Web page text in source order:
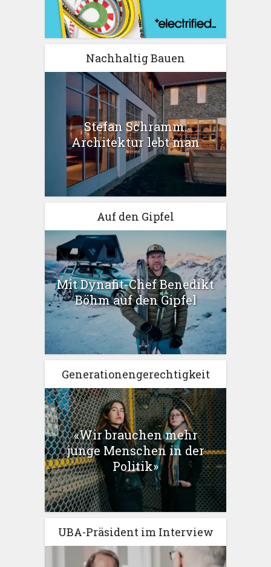
Nachhaltig Bauen
Stefan Schramm:
Architektur lebt man
Auf den Gipfel
Mit Dynafit-Chef Benedikt
Böhm auf den Gipfel
Generationengerechtigkeit
«Wir brauchen mehr
junge Menschen in der
Politik»
UBA-Präsident im Interview